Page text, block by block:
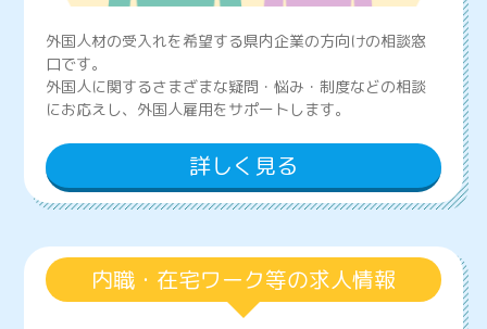
外国人材の受入れを希望する県内企業の方向けの相談窓
口です。
外国人に関するさまざまな疑問・悩み・制度などの相談
にお応えし、外国人雇用をサポートします。
詳しく見る
内職・在宅ワーク等の求人情報